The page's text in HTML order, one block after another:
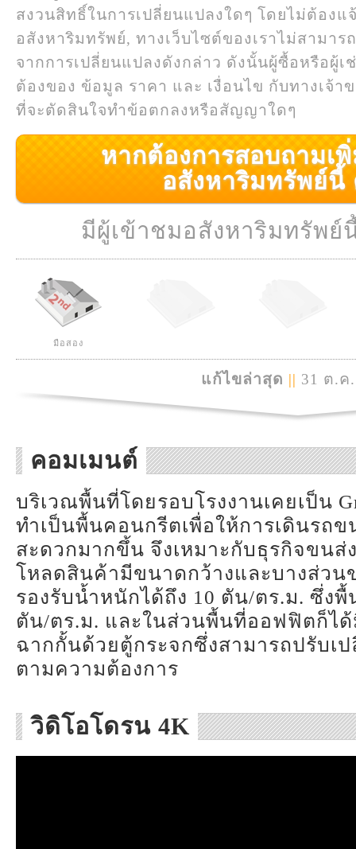
สงวนสิทธิ์ในการเปลี่ยนแปลงใดๆ โดยไม่ต้องแ
อสังหาริมทรัพย์, ทางเว็บไซต์ของเราไม่สามา
จากการเปลี่ยนแปลงดังกล่าว ดังนั้นผู้ซื้อหรือผู้
ต้องของ ข้อมูล ราคา และ เงื่อนไข กับทางเจ้
ที่จะตัดสินใจทำข้อตกลงหรือสัญญาใดๆ
หากต้องการสอบถามเ
อสังหาริมทรัพย์นี้
มีผู้เข้าชมอสังหาริมทรัพย์
มือสอง
แก้ไขล่าสุด || 31 ต.ค
คอมเมนต์
บริเวณพื้นที่โดยรอบโรงงานเคยเป็น
ทำเป็นพื้นคอนกรีตเพื่อให้การเดินรถ
สะดวกมากขึ้น จึงเหมาะกับธุรกิจขน
โหลดสินค้ามีขนาดกว้างและบางส่วน
รองรับน้ำหนักได้ถึง 10 ตัน/ตร.ม. ซึ่ง
ตัน/ตร.ม. และในส่วนพื้นที่ออฟฟิตก็ไ
ฉากกั้นด้วยตู้กระจกซึ่งสามารถปรับเ
ตามความต้องการ
วิดิโอโดรน 4K